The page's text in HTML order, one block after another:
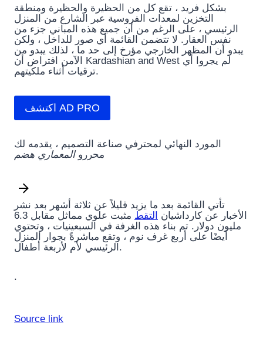
بشكل فريد ، تقع كل من الحظيرة والحظيرة ومنطقة
التخزين لمعدات الفروسية عبر الشارع من المنزل
الرئيسي ، على الرغم من أن جميع هذه المباني جزء من
نفس العقار. لا تتضمن القائمة أي صور للداخل ، ولكن
يبدو أن المظهر الخارجي مؤرخ إلى حد ما ، لذلك يبدو من
الآمن افتراض أن Kardashian and West لم يجروا أي
ترقيات أثناء ملكيتهم.
اكتشف AD PRO
المورد النهائي لمحترفي صناعة التصميم ، يقدمه لك
محرروالمعماري هضم
تأتي القائمة بعد ما يزيد قليلاً عن ثلاثة أشهر بعد نشر
الأخبار عن كارداشيان
التقط
مثبت علوي مماثل مقابل 6.3
مليون دولار. تم بناء هذه الغرفة في السبعينيات ، وتحتوي
أيضًا على أربع غرف نوم ، وتقع مباشرةً بجوار المنزل
الرئيسي لأم لأربعة أطفال.
.
Source link